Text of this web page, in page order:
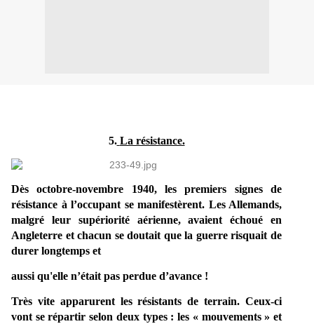
5. La résistance.
Dès octobre-novembre 1940, les premiers signes de
résistance à l’occupant se manifestèrent. Les Allemands,
malgré leur supériorité aérienne, avaient échoué en
Angleterre et chacun se doutait que la guerre risquait de
durer longtemps et
aussi qu'elle n’était pas perdue d’avance !
Très vite apparurent les résistants de terrain. Ceux-ci
vont se répartir selon deux types : les « mouvements » et